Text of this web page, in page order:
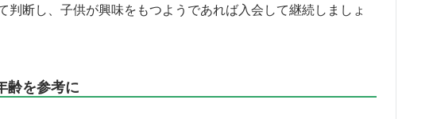
判断し、子供が興味をもつようであれば入会して継続しましょ
齢を参考に